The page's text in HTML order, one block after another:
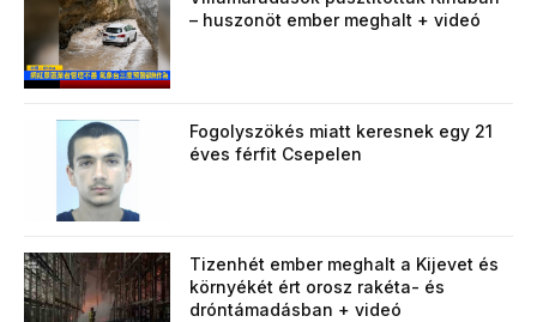
– huszonöt ember meghalt + videó
Fogolyszökés miatt keresnek egy 21
éves férfit Csepelen
Tizenhét ember meghalt a Kijevet és
környékét ért orosz rakéta- és
dróntámadásban + videó